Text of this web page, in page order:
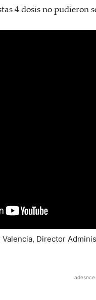
4 dosis no pudieron
Director
adesnce